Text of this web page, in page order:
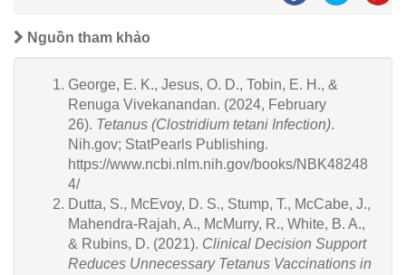
Nguồn tham khảo
George, E. K., Jesus, O. D., Tobin, E. H., &
Renuga Vivekanandan. (2024, February
26). Tetanus (Clostridium tetani Infection).
Nih.gov; StatPearls Publishing.
https://www.ncbi.nlm.nih.gov/books/NBK48248
4/
Dutta, S., McEvoy, D. S., Stump, T., McCabe, J.,
Mahendra-Rajah, A., McMurry, R., White, B. A.,
& Rubins, D. (2021). Clinical Decision Support
Reduces Unnecessary Tetanus Vaccinations in